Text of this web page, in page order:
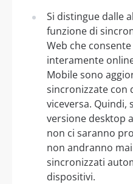
Si distingue dalle
funzione di
Web che
interamente
Mobile sono
sincronizzate con
viceversa. Quindi,
versione desktop
non ci saranno
non andranno
sincronizzati
dispositivi.